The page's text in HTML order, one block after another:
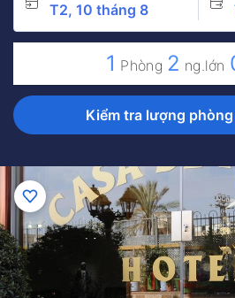
T2, 10 tháng 8
1 Phòng 2 ng.lớn
Kiểm tra lượng